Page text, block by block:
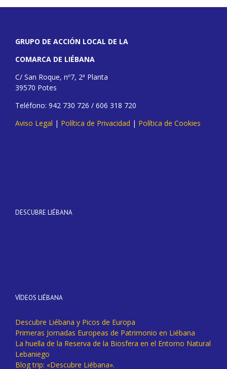
GRUPO DE ACCIÓN LOCAL DE LA
COMARCA DE LIÉBANA
C/ San Roque, nº7, 2ª Planta
39570 Potes
Teléfono: 942 730 726 / 606 318 720
Aviso Legal | Política de Privacidad | Política de Cookies
DESCUBRE LIÉBANA
VÍDEOS LIÉBANA
Descubre Liébana y Picos de Europa
Primeras Jornadas Europeas de Patrimonio en Liébana
La huella de la Reserva de la Biosfera en el Entorno Natural
Lebaniego
Blog trip: «Descubre Liébana».